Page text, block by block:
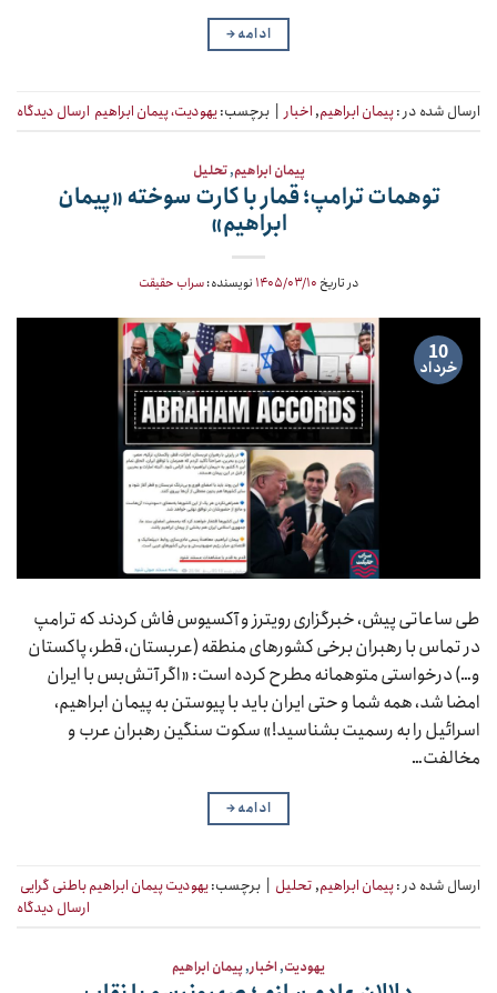
ادامه→
ارسال شده در :پیمان ابراهیم, اخبار | برچسب:یهودیت، پیمان ابراهیم ارسال دیدگاه
پیمان ابراهیم,تحلیل
توهمات ترامپ؛ قمار با کارت سوخته «پیمان
ابراهیم»
در تاریخ ۱۴۰۵/۰۳/۱۰ نویسنده:سراب حقیقت
10
خرداد
طی ساعاتی پیش، خبرگزاری رویترز و آکسیوس فاش کردند که ترامپ
در تماس با رهبران برخی کشورهای منطقه (عربستان، قطر، پاکستان
و…) درخواستی متوهمانه مطرح کرده است: «اگر آتش‌بس با ایران
امضا شد، همه شما و حتی ایران باید با پیوستن به پیمان ابراهیم،
اسرائیل را به رسمیت بشناسید!» سکوت سنگین رهبران عرب و
مخالفت…
ادامه→
ارسال شده در :پیمان ابراهیم, تحلیل | برچسب:یهودیت پیمان ابراهیم باطنی گرایی
ارسال دیدگاه
یهودیت,اخبار,پیمان ابراهیم